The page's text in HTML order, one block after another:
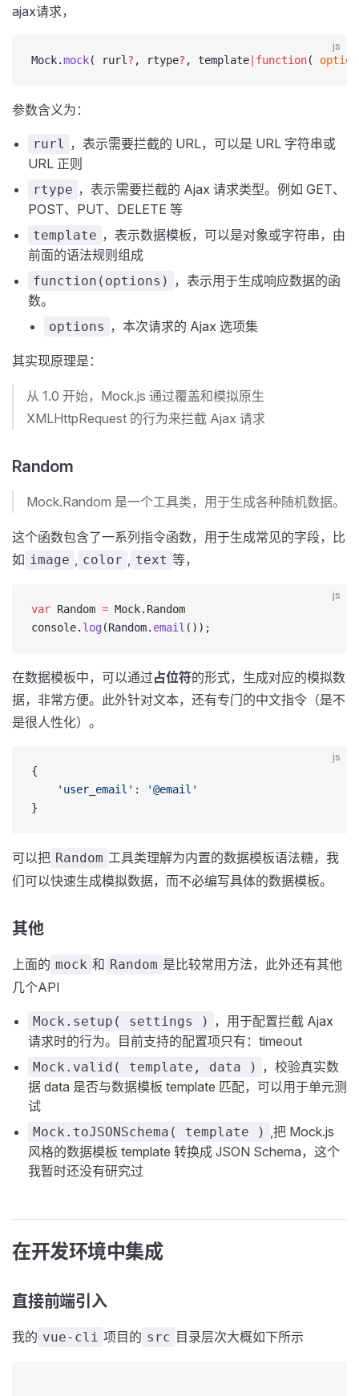
ajax请求，
js
Mock.mock( rurl ? , rtype? , template |function(
参数含义为：
rurl ，表示需要拦截的 URL，可以是 URL 字符串或
URL 正则
rtype ，表示需要拦截的 Ajax 请求类型。例如 GET、
POST、PUT、DELETE 等
template ，表示数据模板，可以是对象或字符串，由
前面的语法规则组成
function(options) ，表示用于生成响应数据的函
数。
options ，本次请求的 Ajax 选项集
其实现原理是：
从 1.0 开始，Mock.js 通过覆盖和模拟原生
XMLHttpRequest 的行为来拦截 Ajax 请求
Random
Mock.Random 是一个工具类，用于生成各种随机数据。
这个函数包含了一系列指令函数，用于生成常见的字段，比
如 image , color , text 等，
js
var Random = Mock.Random
console. log (Random. email ());
在数据模板中，可以通过占位符的形式，生成对应的模拟数
据，非常方便。此外针对文本，还有专门的中文指令（是不
是很人性化）。
js
{
	'user_email'
:
'@email'
}
可以把 Random 工具类理解为内置的数据模板语法糖，我
们可以快速生成模拟数据，而不必编写具体的数据模板。
其他
上面的 mock 和 Random 是比较常用方法，此外还有其他
几个API
Mock.setup( settings ) ，用于配置拦截 Ajax
请求时的行为。目前支持的配置项只有：timeout
Mock.valid( template, data ) ，校验真实数
据 data 是否与数据模板 template 匹配，可以用于单元测
试
Mock.toJSONSchema( template ) ,把 Mock.js
风格的数据模板 template 转换成 JSON Schema，这个
我暂时还没有研究过
在开发环境中集成
直接前端引入
我的 vue-cli 项目的 src 目录层次大概如下所示